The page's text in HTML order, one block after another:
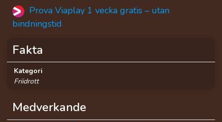
Prova Viaplay 1 vecka gratis – utan
bindningstid
Medverkande
Fakta
Kategori
Friidrott